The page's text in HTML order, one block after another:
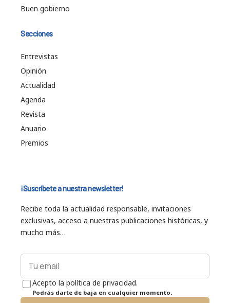
Buen gobierno
Secciones
Entrevistas
Opinión
Actualidad
Agenda
Revista
Anuario
Premios
¡Suscríbete a nuestra newsletter!
Recibe toda la actualidad responsable, invitaciones
exclusivas, acceso a nuestras publicaciones históricas, y
mucho más…
Acepto la política de privacidad.
Podrás darte de baja en cualquier momento.